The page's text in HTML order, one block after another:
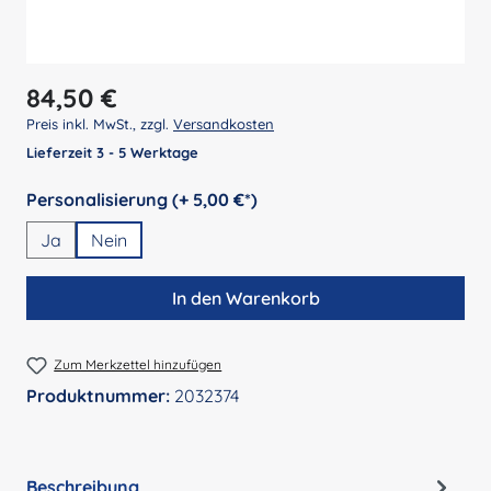
Regulärer Preis:
84,50 €
Preis inkl. MwSt., zzgl. Versandkosten
Lieferzeit 3 - 5 Werktage
Personalisierung (+ 5,00 €*)auswählen
Ja
Nein
In den Warenkorb
Zum Merkzettel hinzufügen
Produktnummer: 2032374
Beschreibung